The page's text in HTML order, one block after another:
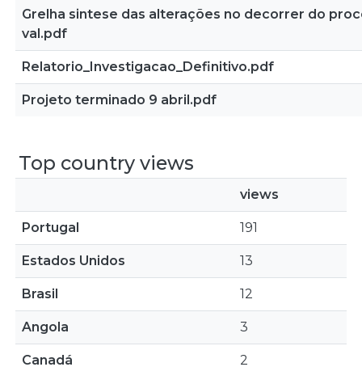
Grelha sintese das alterações no decorrer do
val.pdf
Relatorio_Investigacao_Definitivo.pdf
Projeto terminado 9 abril.pdf
Top country views
views
Portugal 191
Estados Unidos 13
Brasil 12
Angola 3
Canadá 2